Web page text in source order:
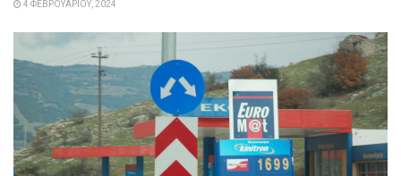
4 ΦΕΒΡΟΥΑΡΊΟΥ, 2024